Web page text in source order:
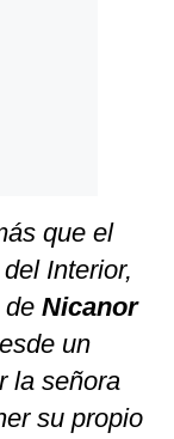
que el
Interior,
de Nicanor
un
la señora
su propio